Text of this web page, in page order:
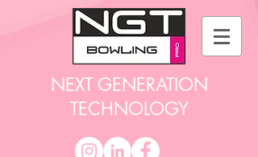
NEXT GENERATION
TECHNOLOGY